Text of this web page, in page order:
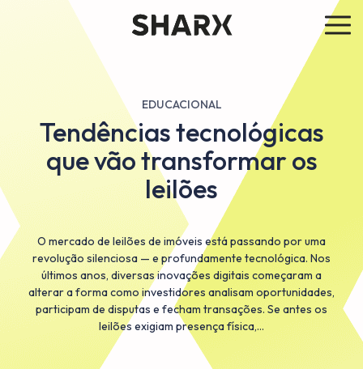
EDUCACIONAL
Tendências tecnológicas
que vão transformar os
leilões
O mercado de leilões de imóveis está passando por uma
revolução silenciosa — e profundamente tecnológica. Nos
últimos anos, diversas inovações digitais começaram a
alterar a forma como investidores analisam oportunidades,
participam de disputas e fecham transações. Se antes os
leilões exigiam presença física,…